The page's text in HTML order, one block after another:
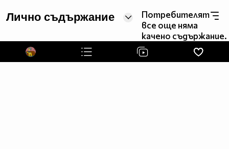
Лично съдържание
Потребителят
все още няма
качено съдържание.